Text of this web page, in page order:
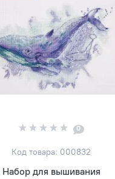
0
Код товара: 000832
Набор для вышивания